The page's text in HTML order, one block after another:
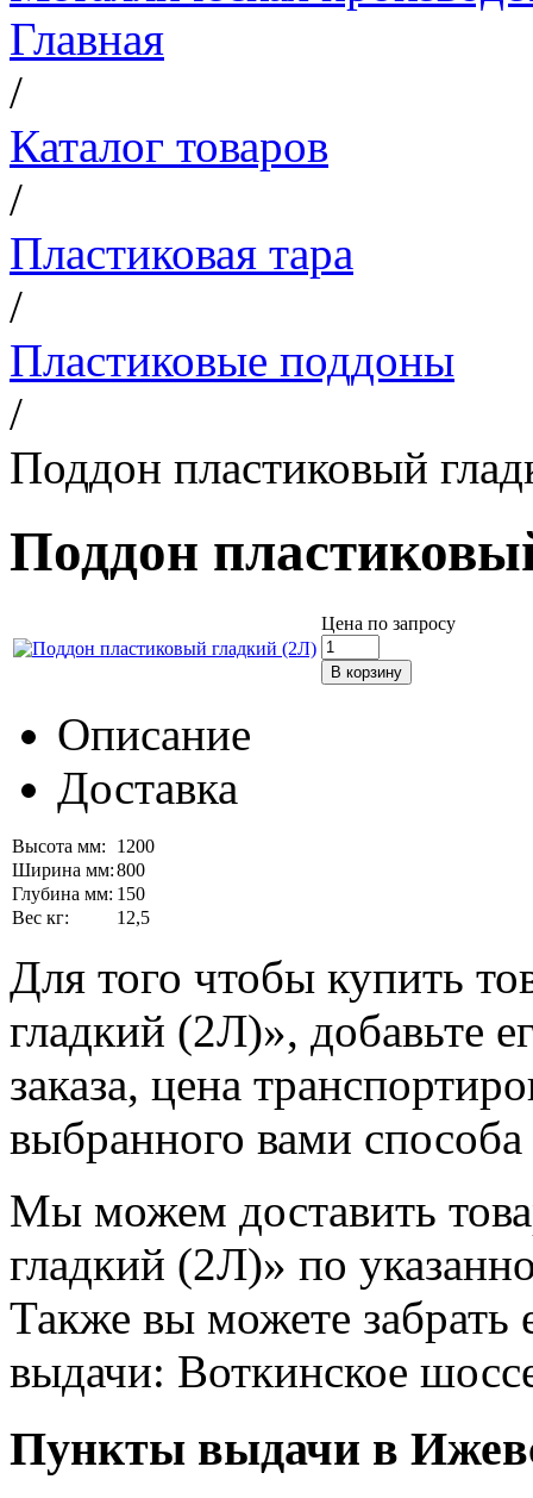
Главная
/
Каталог товаров
/
Пластиковая тара
/
Пластиковые поддоны
/
Поддон пластиковый
Поддон
Цена по запросу
Описание
Доставка
Высота мм:
1200
Ширина мм:800
Глубина мм: 150
Вес кг:
12,5
Для того чтобы купить
гладкий (2Л)», добавьте
заказа, цена
выбранного вами способа
Мы можем доставить
гладкий (2Л)» по
Также вы можете забрать
выдачи: Воткинское
Пункты выдачи в